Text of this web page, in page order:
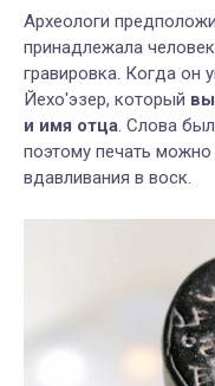
Археологи
принадлежала
гравировка. Когда он
Йехо'эзер, который
и имя отца. Слова
поэтому печать
вдавливания в воск.